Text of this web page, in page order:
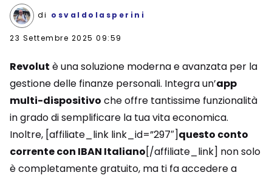
di osvaldolasperini
23 Settembre 2025 09:59
Revolut è una soluzione moderna e avanzata per la
gestione delle finanze personali. Integra un’app
multi-dispositivo che offre tantissime funzionalità
in grado di semplificare la tua vita economica.
Inoltre, [affiliate_link link_id=”297″]questo conto
corrente con IBAN Italiano[/affiliate_link] non solo
è completamente gratuito, ma ti fa accedere a